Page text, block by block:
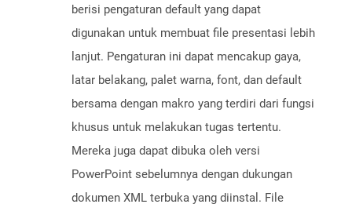
berisi pengaturan default yang dapat
digunakan untuk membuat file presentasi lebih
lanjut. Pengaturan ini dapat mencakup gaya,
latar belakang, palet warna, font, dan default
bersama dengan makro yang terdiri dari fungsi
khusus untuk melakukan tugas tertentu.
Mereka juga dapat dibuka oleh versi
PowerPoint sebelumnya dengan dukungan
dokumen XML terbuka yang diinstal. File